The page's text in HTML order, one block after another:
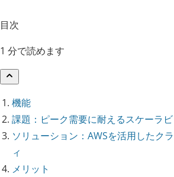
目次
1 分で読めます
機能
課題：ピーク需要に耐えるスケーラ
ソリューション：AWSを活用したク
ィ
メリット